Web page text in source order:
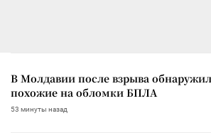
В Молдавии после взрыва
похожие на обломки БПЛА
53 минуты назад